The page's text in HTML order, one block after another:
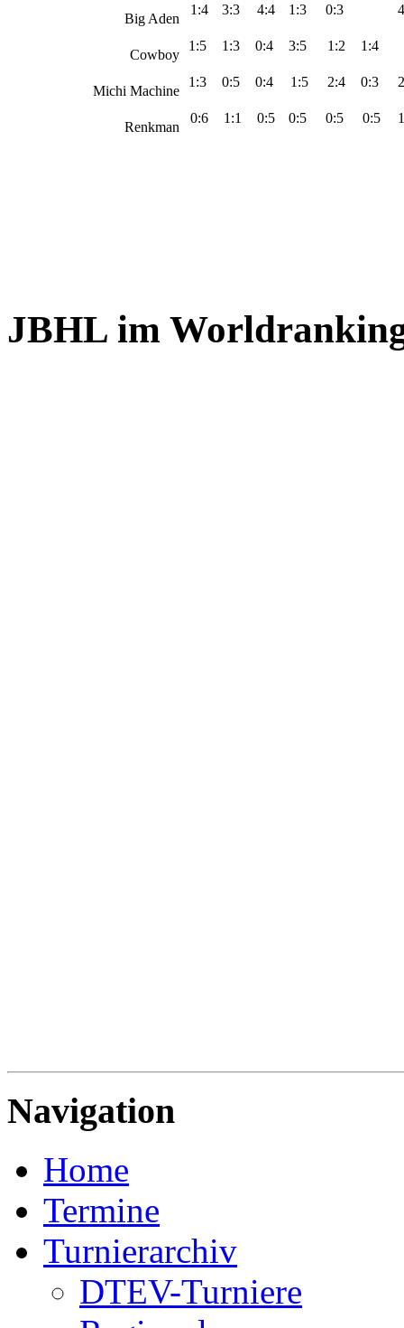
Big Aden
1:4 3:3 4:4 1:3 0:3
Cowboy
1:5 1:3 0:4 3:5 1:2 1:4
Michi Machine
1:3 0:5 0:4 1:5 2:4 0:3
Renkman
0:6 1:1 0:5 0:5 0:5 0:5
JBHL im
Navigation
Home
Termine
Turnierarchiv
DTEV-Turniere